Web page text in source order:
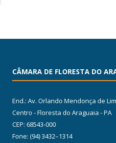
CÂMARA DE FLORESTA DO
End.: Av. Orlando Mendonça de
Centro - Floresta do Araguaia - PA
CEP: 68543-000
Fone: (94) 3432–1314